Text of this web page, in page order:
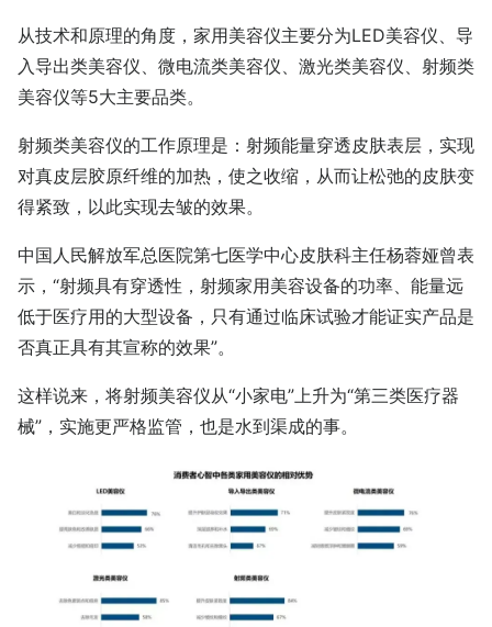
从技术和原理的角度，家用美容仪主要分为LED美容仪、导
入导出类美容仪、微电流类美容仪、激光类美容仪、射频类
美容仪等5大主要品类。
射频类美容仪的工作原理是：射频能量穿透皮肤表层，实现
对真皮层胶原纤维的加热，使之收缩，从而让松弛的皮肤变
得紧致，以此实现去皱的效果。
中国人民解放军总医院第七医学中心皮肤科主任杨蓉娅曾表
示，“射频具有穿透性，射频家用美容设备的功率、能量远
低于医疗用的大型设备，只有通过临床试验才能证实产品是
否真正具有其宣称的效果”。
这样说来，将射频美容仪从“小家电”上升为“第三类医疗器
械”，实施更严格监管，也是水到渠成的事。